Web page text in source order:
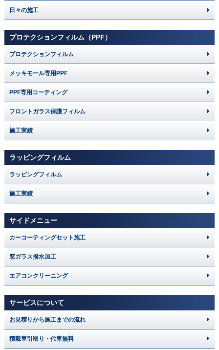
日々の施工
プロテクションフィルム（PPF）
プロテクションフィルム
メッキモール専用PPF
PPF専用コーティング
フロントガラス保護フィルム
施工実績
ラッピングフィルム
ラッピングフィルム
施工実績
サイドメニュー
カーコーティングセット施工
窓ガラス撥水加工
エアコンクリーニング
サービスについて
お見積りから施工までの流れ
積載車引取り・代車無料